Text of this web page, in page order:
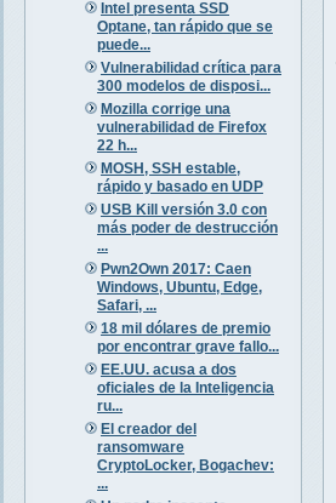
Intel presenta SSD
Optane, tan rápido que se
puede...
Vulnerabilidad crítica para
300 modelos de disposi...
Mozilla corrige una
vulnerabilidad de Firefox
22 h...
MOSH, SSH estable,
rápido y basado en UDP
USB Kill versión 3.0 con
más poder de destrucción
...
Pwn2Own 2017: Caen
Windows, Ubuntu, Edge,
Safari, ...
18 mil dólares de premio
por encontrar grave fallo...
EE.UU. acusa a dos
oficiales de la Inteligencia
ru...
El creador del
ransomware
CryptoLocker, Bogachev:
...